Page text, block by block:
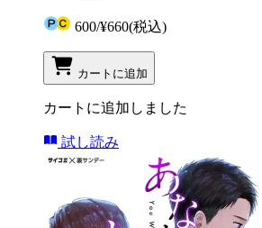
600/¥660(税込)
カートに追加
カートに追加しました
試し読み